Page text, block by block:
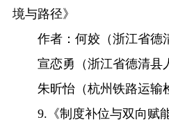
境与路径》
作者：何姣（浙江省德清
宣恋勇（浙江省德清县人
朱昕怡（杭州铁路运输检
9.《制度补位与双向赋